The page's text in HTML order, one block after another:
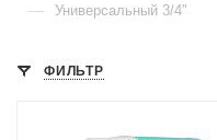
— Универсальный 3/4"
ФИЛЬТР